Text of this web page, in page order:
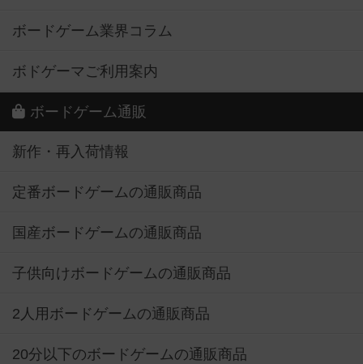
ボードゲーム業界コラム
ボドゲーマご利用案内
ボードゲーム通販
新作・再入荷情報
定番ボードゲームの通販商品
国産ボードゲームの通販商品
子供向けボードゲームの通販商品
2人用ボードゲームの通販商品
20分以下のボードゲームの通販商品